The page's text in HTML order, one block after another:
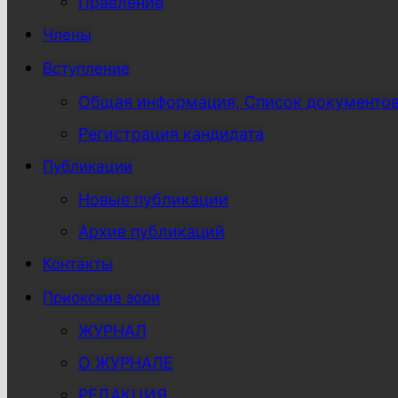
Члены
Вступление
Общая информация, Список
Регистрация кандидата
Публикации
Новые публикации
Архив публикаций
Контакты
Приокские зори
ЖУРНАЛ
О ЖУРНАЛЕ